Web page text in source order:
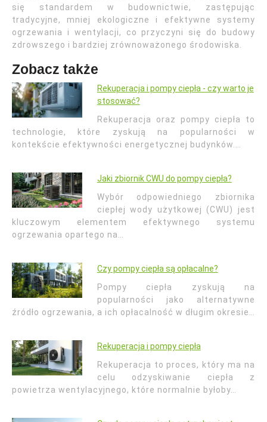
się standardem w budownictwie, zastępując
tradycyjne, mniej ekologiczne i efektywne systemy
ogrzewania i wentylacji, co przyczyni się do budowy
zdrowszego i bardziej zrównoważonego środowiska.
Zobacz także
Rekuperacja i pompy ciepła - czy warto je
stosować?
Rekuperacja oraz pompy ciepła to
technologie, które zyskują na popularności w
kontekście efektywności energetycznej budynków.…
Jaki zbiornik CWU do pompy ciepła?
Wybór odpowiedniego zbiornika
ciepłej wody użytkowej (CWU) jest
kluczowym elementem efektywnego systemu
ogrzewania opartego na…
Czy pompy ciepła są opłacalne?
Pompy ciepła zyskują na
popularności jako alternatywne
źródło ogrzewania, a ich opłacalność w długim okresie…
Rekuperacja i pompy ciepła
Rekuperacja to proces, który ma na
celu odzyskiwanie ciepła z
powietrza wentylacyjnego, które normalnie byłoby…